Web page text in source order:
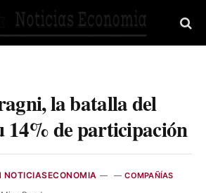
la batalla del
14% de participación
NOTICIASECONOMIA COMPAÑÍAS